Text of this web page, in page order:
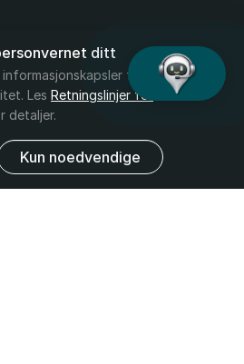
Selskap
ditt
for
Les Retningslinjer for
detaljer.
Kun noedvendige